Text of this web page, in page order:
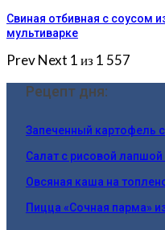
Свиная отбивная с соусом
мультиварке
PrevNext 1 из 1 557
Рецепт дня:
Запеченный картофель
Салат с рисовой
Овсяная каша на
Пицца «Сочная парма»